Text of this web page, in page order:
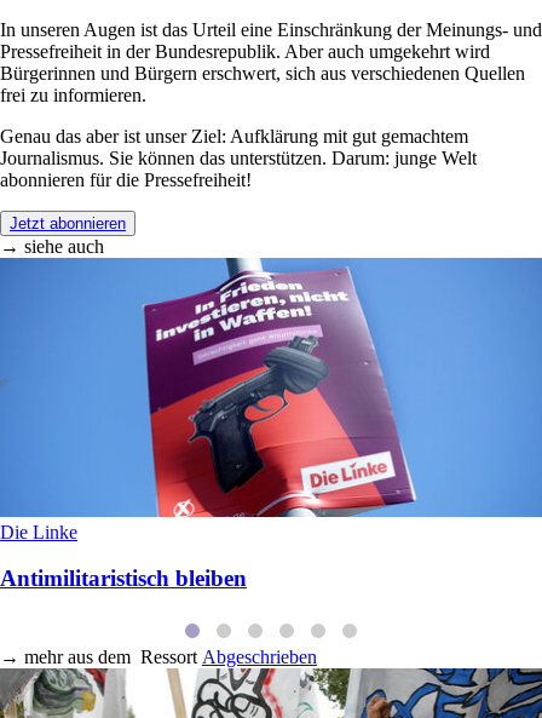
In unseren Augen ist das Urteil eine Einschränkung der Meinungs- und
Pressefreiheit in der Bundesrepublik. Aber auch umgekehrt wird
Bürgerinnen und Bürgern erschwert, sich aus verschiedenen Quellen
frei zu informieren.
Genau das aber ist unser Ziel: Aufklärung mit gut gemachtem
Journalismus. Sie können das unterstützen. Darum: junge Welt
abonnieren für die Pressefreiheit!
Jetzt abonnieren
→ siehe auch
Die Linke
Antimilitaristisch bleiben
→ mehr aus dem Ressort Abgeschrieben